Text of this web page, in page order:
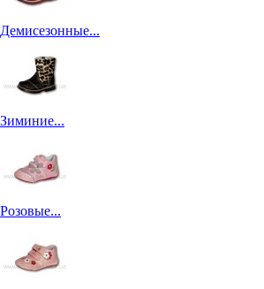
Демисезонные...
Зиминие...
Розовые...